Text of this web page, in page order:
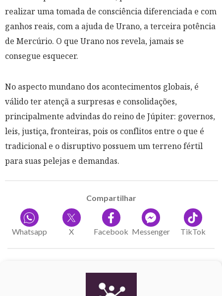
realizar uma tomada de consciência diferenciada e com
ganhos reais, com a ajuda de Urano, a terceira potência
de Mercúrio. O que Urano nos revela, jamais se
consegue esquecer.
No aspecto mundano dos acontecimentos globais, é
válido ter atençã a surpresas e consolidações,
principalmente advindas do reino de Júpiter: governos,
leis, justiça, fronteiras, pois os conflitos entre o que é
tradicional e o disruptivo possuem um terreno fértil
para suas pelejas e demandas.
Compartilhar
Whatsapp X Facebook Messenger TikTok